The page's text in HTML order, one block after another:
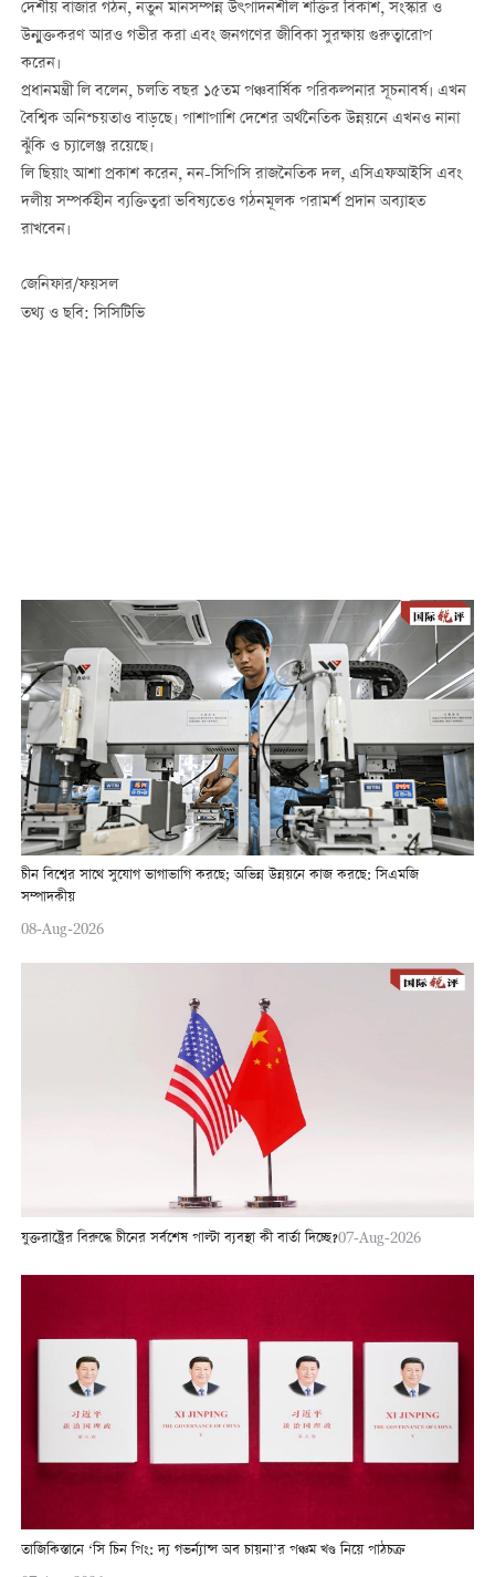
দেশীয় বাজার গঠন, নতুন মানসম্পন্ন উৎপাদনশীল শক্তির বিকাশ, সংস্কার ও
উন্মুক্তকরণ আরও গভীর করা এবং জনগণের জীবিকা সুরক্ষায় গুরুত্বারোপ
করেন।
প্রধানমন্ত্রী লি বলেন, চলতি বছর ১৫তম পঞ্চবার্ষিক পরিকল্পনার সূচনাবর্ষ। এখন
বৈশ্বিক অনিশ্চয়তাও বাড়ছে। পাশাপাশি দেশের অর্থনৈতিক উন্নয়নে এখনও নানা
ঝুঁকি ও চ্যালেঞ্জ রয়েছে।
লি ছিয়াং আশা প্রকাশ করেন, নন-সিপিসি রাজনৈতিক দল, এসিএফআইসি এবং
দলীয় সম্পর্কহীন ব্যক্তিত্বরা ভবিষ্যতেও গঠনমূলক পরামর্শ প্রদান অব্যাহত
রাখবেন।
জেনিফার/ফয়সল
তথ্য ও ছবি: সিসিটিভি
চীন বিশ্বের সাথে সুযোগ ভাগাভাগি করছে; অভিন্ন উন্নয়নে কাজ করছে: সিএমজি
সম্পাদকীয়
08-Aug-2026
যুক্তরাষ্ট্রের বিরুদ্ধে চীনের সর্বশেষ পাল্টা ব্যবস্থা কী বার্তা দিচ্ছে?07-Aug-2026
তাজিকিস্তানে ‘সি চিন পিং: দ্য গভর্ন্যান্স অব চায়না’র পঞ্চম খণ্ড নিয়ে পাঠচক্র